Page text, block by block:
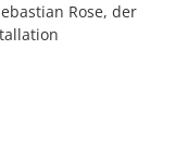
Rose, der